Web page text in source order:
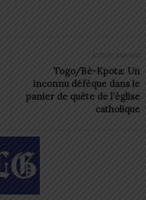
Article suivant
Togo/Bè-Kpota: Un
inconnu défèque dans le
panier de quête de l’église
catholique